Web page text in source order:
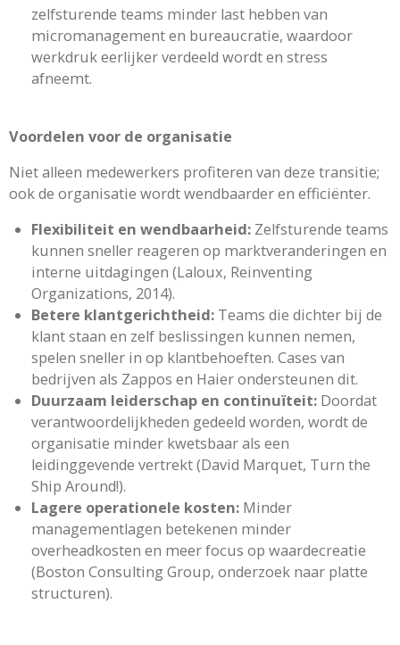
zelfsturende teams minder last hebben van
micromanagement en bureaucratie, waardoor
werkdruk eerlijker verdeeld wordt en stress
afneemt.
Voordelen voor de organisatie
Niet alleen medewerkers profiteren van deze transitie;
ook de organisatie wordt wendbaarder en efficiënter.
Flexibiliteit en wendbaarheid:Zelfsturende teams
kunnen sneller reageren op marktveranderingen en
interne uitdagingen (Laloux, Reinventing
Organizations, 2014).
Betere klantgerichtheid:Teams die dichter bij de
klant staan en zelf beslissingen kunnen nemen,
spelen sneller in op klantbehoeften. Cases van
bedrijven als Zappos en Haier ondersteunen dit.
Duurzaam leiderschap en continuïteit:Doordat
verantwoordelijkheden gedeeld worden, wordt de
organisatie minder kwetsbaar als een
leidinggevende vertrekt (David Marquet, Turn the
Ship Around!).
Lagere operationele kosten:Minder
managementlagen betekenen minder
overheadkosten en meer focus op waardecreatie
(Boston Consulting Group, onderzoek naar platte
structuren).